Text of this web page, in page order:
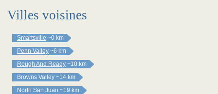
Villes voisines
Smartsville ~0 km
Penn Valley ~6 km
Rough And Ready ~10 km
Browns Valley ~14 km
North San Juan ~19 km